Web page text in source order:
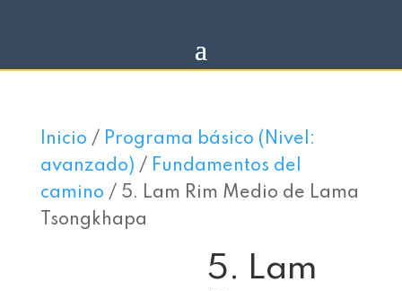
Inicio / Programa básico (Nivel:
avanzado) / Fundamentos del
camino / 5. Lam Rim Medio de Lama
Tsongkhapa
5. Lam